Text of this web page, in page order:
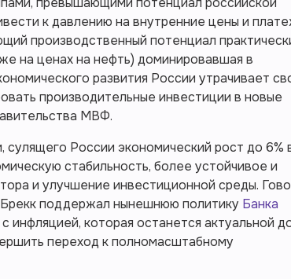
к давлению на внутренние цены и
производственный потенциал
на ценах на нефть) доминировавшая в
развития России утрачивает
производительные инвестиции в новые
МВФ.
России экономический рост до 6%
стабильность, более устойчивое и
и улучшение инвестиционной среды.
поддержал нынешнюю политику Банка
инфляцией, которая останется актуальной
переход к полномасштабному